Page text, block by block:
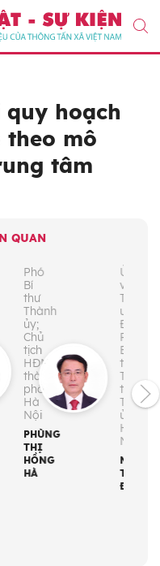
hoạch
mô
tâm
QUAN
Phó
Bí
thư
Thành
ủy;
Chủ
tịch
HĐND
thành
phố
Hà
Nội
PHÙNG
THỊ
HỒNG
HÀ
Ủy
viên
Trung
ương
Đảng;
Phó
Bí
thư
Thường
trực
Thành
ủy
Hà
Nội
TRỌNG
ĐÔNG